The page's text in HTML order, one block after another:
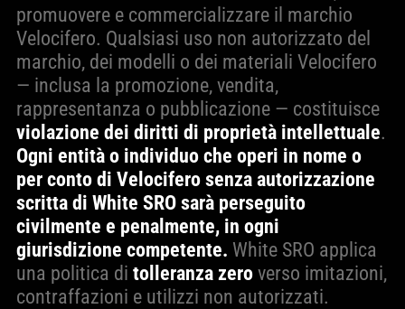
promuovere e commercializzare il marchio
Velocifero. Qualsiasi uso non autorizzato del
marchio, dei modelli o dei materiali Velocifero
— inclusa la promozione, vendita,
rappresentanza o pubblicazione — costituisce
violazione dei diritti di proprietà intellettuale.
Ogni entità o individuo che operi in nome o
per conto di Velocifero senza autorizzazione
scritta di White SRO sarà perseguito
civilmente e penalmente, in ogni
giurisdizione competente. White SRO applica
una politica di tolleranza zero verso imitazioni,
contraffazioni e utilizzi non autorizzati.